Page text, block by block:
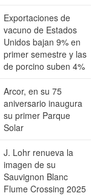
Exportaciones de
vacuno de Estados
Unidos bajan 9% en
primer semestre y las
de porcino suben 4%
Arcor, en su 75
aniversario inaugura
su primer Parque
Solar
J. Lohr renueva la
imagen de su
Sauvignon Blanc
Flume Crossing 2025